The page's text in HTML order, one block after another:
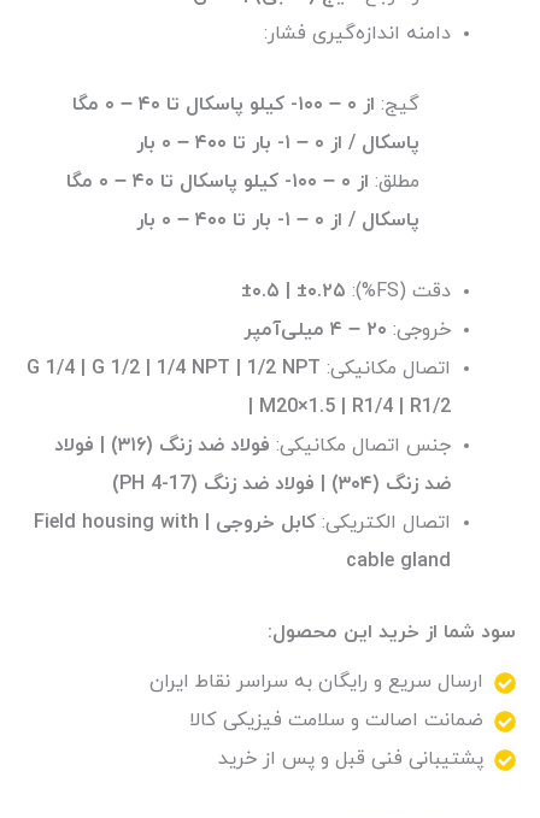
دامنه اندازه‌گیری فشار:
گیج:
از ۰ – ۱۰۰- کیلو پاسکال تا ۴۰ – ۰ مگا
پاسکال / از ۰ – ۱- بار تا ۴۰۰ – ۰ بار
مطلق:
از ۰ – ۱۰۰- کیلو پاسکال تا ۴۰ – ۰ مگا
پاسکال / از ۰ – ۱- بار تا ۴۰۰ – ۰ بار
دقت (FS%):
±۰.۵ | ±۰.۲۵
خروجی: ۲۰ – ۴ میلی‌آمپر
اتصال مکانیکی: G 1/4 | G 1/2 | 1/4 NPT | 1/2 NPT
| M20×1.5 | R1/4 | R1/2
جنس اتصال مکانیکی:
فولاد ضد زنگ (۳۱۶) | فولاد
ضد زنگ (۳۰۴) | فولاد ضد زنگ (17-4 PH)
اتصال الکتریکی:
کابل خروجی | Field housing with
cable gland
سود شما از خرید این محصول:
ارسال سریع و رایگان به سراسر نقاط ایران
ضمانت اصالت و سلامت فیزیکی کالا
پشتیبانی فنی قبل و پس از خرید